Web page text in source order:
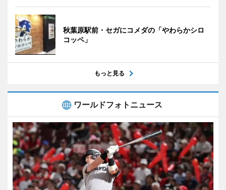
秋葉原駅前・セガにコメダの「やわらかシロ
コッペ」
もっと見る
ワールドフォトニュース